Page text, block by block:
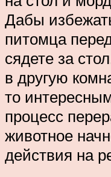
Дабы
питомца
сядете за
в другую
то
процесс
животное
действия на